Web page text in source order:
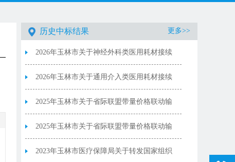
历史中标结果 更多>>
2026年玉林市关于神经外科类医用耗材接续
采购中选产品供应清单
2026年玉林市关于通用介入类医用耗材接续
采购中选产品供应清单
2025年玉林市关于省际联盟带量价格联动输
液器中选产品供应清单
2025年玉林市关于省际联盟带量价格联动输
液器中选结果
2023年玉林市医疗保障局关于转发国家组织